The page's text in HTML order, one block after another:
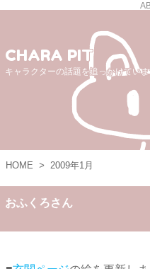
CHARA PIT
キャラクターの話題を追っかけてい
HOME > 2009年1月
おふくろさん